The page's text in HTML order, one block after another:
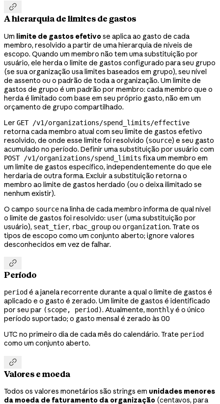

A hierarquia de limites de gastos
Um limite de gastos efetivose aplica ao gasto de cada
membro, resolvido a partir de uma hierarquia de níveis de
escopo. Quando um membro não tem uma substituição por
usuário, ele herda o limite de gastos configurado para seu grupo
(se sua organização usa limites baseados em grupo), seu nível
de assento ou o padrão de toda a organização. Um limite de
gastos de grupo é um padrão por membro: cada membro que o
herda é limitado com base em seu próprio gasto, não em um
orçamento de grupo compartilhado.
Ler GET /v1/organizations/spend_limits/effective
retorna cada membro atual com seu limite de gastos efetivo
resolvido, de onde esse limite foi resolvido (source) e seu gasto
acumulado no período. Definir uma substituição por usuário com
POST /v1/organizations/spend_limits fixa um membro em
um limite de gastos específico, independentemente do que ele
herdaria de outra forma. Excluir a substituição retorna o
membro ao limite de gastos herdado (ou o deixa ilimitado se
nenhum existir).
O campo sourcena linha de cada membro informa de qual nível
o limite de gastos foi resolvido: user (uma substituição por
usuário), seat_tier, rbac_groupou organization. Trate os
tipos de escopo como um conjunto aberto; ignore valores
desconhecidos em vez de falhar.

Período
period é a janela recorrente durante a qual o limite de gastos é
aplicado e o gasto é zerado. Um limite de gastos é identificado
por seu par (scope, period). Atualmente, monthlyé o único
período suportado; o gasto mensal é zerado às 00
UTC no primeiro dia de cada mês do calendário. Trate period
como um conjunto aberto.

Valores e moeda
Todos os valores monetários são strings em unidades menores
da moeda de faturamento da organização (centavos, para